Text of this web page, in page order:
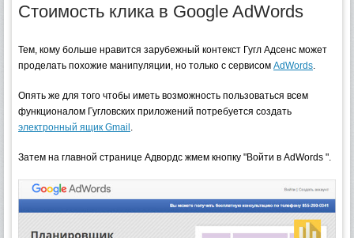
Стоимость клика в Google AdWords
Тем, кому больше нравится зарубежный контекст Гугл Адсенс может
проделать похожие манипуляции, но только с сервисом AdWords.
Опять же для того чтобы иметь возможность пользоваться всем
функционалом Гугловских приложений потребуется создать
электронный ящик Gmail .
Затем на главной странице Адвордс жмем кнопку "Войти в AdWords ".